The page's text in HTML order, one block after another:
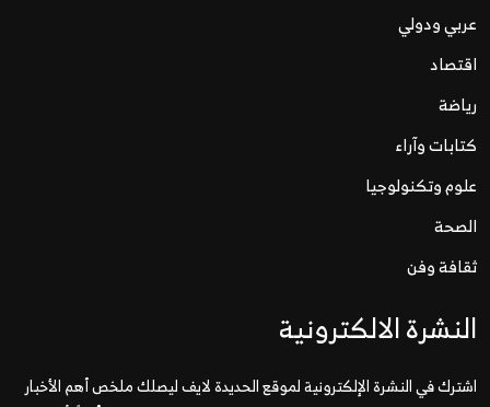
عربي ودولي
اقتصاد
رياضة
كتابات وآراء
علوم وتكنولوجيا
الصحة
ثقافة وفن
النشرة الالكترونية
اشترك في النشرة الإلكترونية لموقع الحديدة لايف ليصلك ملخص أهم الأخبار